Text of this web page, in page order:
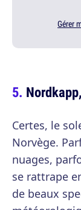
Gérer
Certes, le
Norvège.
nuages,
se rattrape
de beaux